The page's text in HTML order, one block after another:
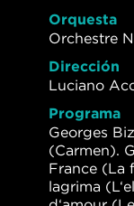
Orquesta
Orchestre
Dirección
Luciano
Programa
Georges
(Carmen).
France (La
lagrima